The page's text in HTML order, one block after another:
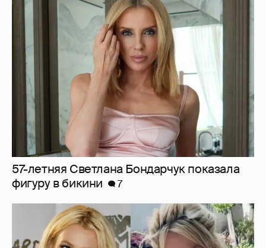
57-летняя Светлана Бондарчук показала
фигуру в бикини
7